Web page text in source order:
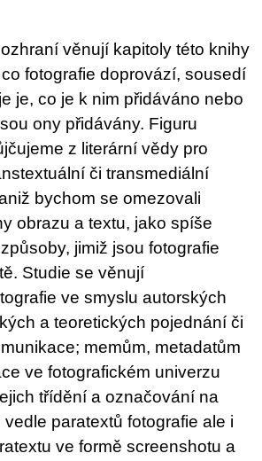
věnují kapitoly této knihy
fotografie doprovází, sousedí
je, co je k nim přidáváno nebo
ony přidávány. Figuru
z literární vědy pro
či transmediální
bychom se omezovali
obrazu a textu, jako spíše
jimiž jsou fotografie
Studie se věnují
ve smyslu autorských
a teoretických pojednání či
memům, metadatům
ve fotografickém univerzu
třídění a označování na
paratextů fotografie ale i
ve formě screenshotu a